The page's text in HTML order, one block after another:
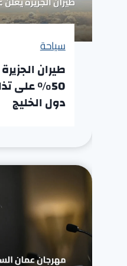
سياحة
طيران
50% على
دول الخليج